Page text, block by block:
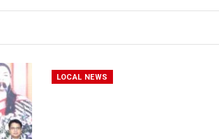
LOCAL NEWS